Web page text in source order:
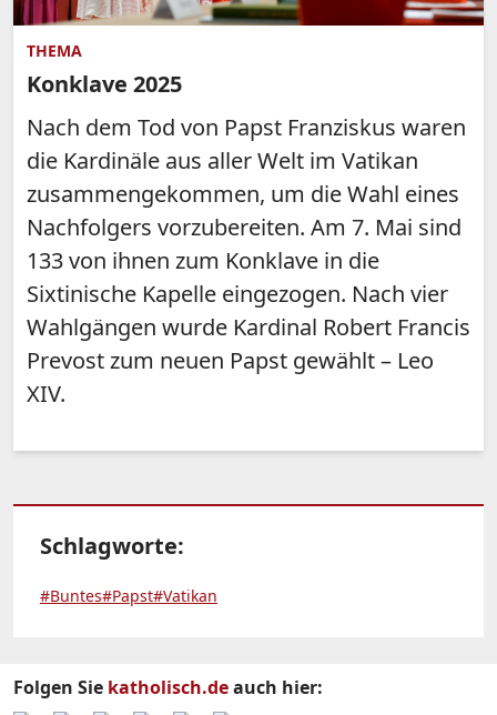
THEMA
Konklave 2025
Nach dem Tod von Papst Franziskus waren
die Kardinäle aus aller Welt im Vatikan
zusammengekommen, um die Wahl eines
Nachfolgers vorzubereiten. Am 7. Mai sind
133 von ihnen zum Konklave in die
Sixtinische Kapelle eingezogen. Nach vier
Wahlgängen wurde Kardinal Robert Francis
Prevost zum neuen Papst gewählt – Leo
XIV.
Schlagworte:
#Buntes#Papst#Vatikan
Folgen Sie katholisch.deauch hier: